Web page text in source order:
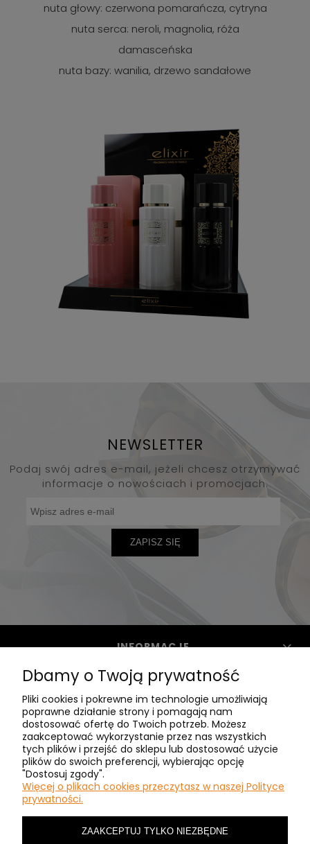
nuta głowy: czerwona pomarańcza, cytryna
nuta serca: neroli, magnolia, róża
damasceńska
nuta bazy: wanilia, drzewo sandałowe
NEWSLETTER
Podaj swój adres e-mail, jeżeli chcesz otrzymywać
informacje o nowościach i promocjach.
ZAPISZ SIĘ
INFORMACJE
POMOC
CLASIC - O NAS
MASZ PYTANIA? ZADZWOŃ:
+48 601410462
Dbamy o Twoją prywatność
Pliki cookies i pokrewne im technologie umożliwiają
poprawne działanie strony i pomagają nam
dostosować ofertę do Twoich potrzeb. Możesz
zaakceptować wykorzystanie przez nas wszystkich
tych plików i przejść do sklepu lub dostosować użycie
plików do swoich preferencji, wybierając opcję
"Dostosuj zgody".
Więcej o plikach cookies przeczytasz w naszej Polityce
prywatności.
ZAAKCEPTUJ TYLKO NIEZBĘDNE